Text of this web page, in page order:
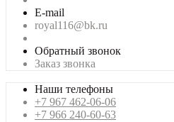
E-mail
royal116@bk.ru
Обратный звонок
Заказ звонка
Наши телефоны
+7 967 462-06-06
+7 966 240-60-63